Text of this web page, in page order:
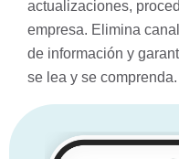
actualizaciones,
empresa. Elimina
de información y
se lea y se comprenda.